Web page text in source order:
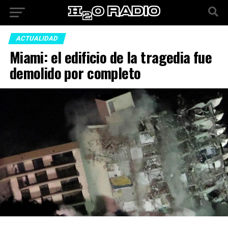
ACTUALIDAD
Miami: el edificio de la tragedia fue
demolido por completo